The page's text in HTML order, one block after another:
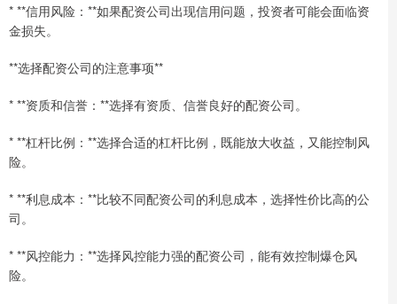
* **信用风险：**如果配资公司出现信用问题，投资者可能会面临资
金损失。
**选择配资公司的注意事项**
* **资质和信誉：**选择有资质、信誉良好的配资公司。
* **杠杆比例：**选择合适的杠杆比例，既能放大收益，又能控制风
险。
* **利息成本：**比较不同配资公司的利息成本，选择性价比高的公
司。
* **风控能力：**选择风控能力强的配资公司，能有效控制爆仓风
险。